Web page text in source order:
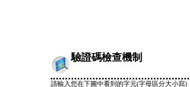
驗證碼檢查機制
請輸入您在下圖中看到的字元(字母區分大小寫)